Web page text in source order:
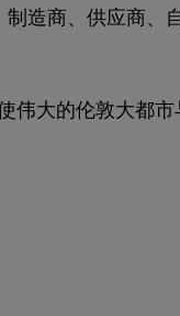
造商、供应商、
伟大的伦敦大都